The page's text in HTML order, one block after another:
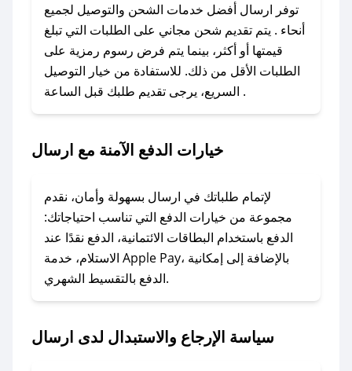
تواصل معنا عبر تويتر أو البريد الإلكتروني لإضافته
بسرعة.
### كيفية استخدام كود خصم ارسال؟
1. انسخ كود الخصم من تطبيق صحصح.
2. الصقه في خانة الدفع عند التسوق من ارسال.
### ماذا أفعل إذا لم يعمل كود الخصم؟
الرسائل الخاصة على تويتر أو البريد الإلكتروني،
وسنقوم بحل المشكلة في أسرع وقت ممكن.
### ماذا أفعل إذا لم أجد كود خصم لمتجري
المفضل؟
في حال عدم توفر كوبونات لمتجرك المفضل، يمكنك
أسرع وقت ممكن.
توفر ارسال أفضل خدمات الشحن والتوصيل لجميع
أنحاء . يتم تقديم شحن مجاني على الطلبات التي تبلغ
قيمتها أو أكثر، بينما يتم فرض رسوم رمزية على
الطلبات الأقل من ذلك. للاستفادة من خيار التوصيل
السريع، يرجى تقديم طلبك قبل الساعة .
خيارات الدفع الآمنة مع ارسال
لإتمام طلباتك في ارسال بسهولة وأمان، نقدم
مجموعة من خيارات الدفع التي تناسب احتياجاتك:
الدفع باستخدام البطاقات الائتمانية، الدفع نقدًا عند
الاستلام، خدمة Apple Pay، بالإضافة إلى إمكانية
الدفع بالتقسيط الشهري.
سياسة الإرجاع والاستبدال لدى ارسال